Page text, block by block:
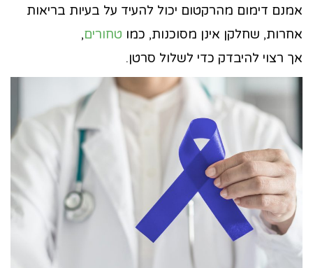
אמנם דימום מהרקטום יכול להעיד על בעיות בריאות
אחרות, שחלקן אינן מסוכנות, כמו טחורים,
אך רצוי להיבדק כדי לשלול סרטן.